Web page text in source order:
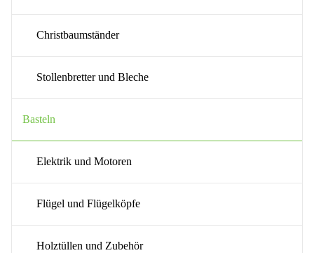
Christbaumständer
Stollenbretter und Bleche
Basteln
Elektrik und Motoren
Flügel und Flügelköpfe
Holztüllen und Zubehör